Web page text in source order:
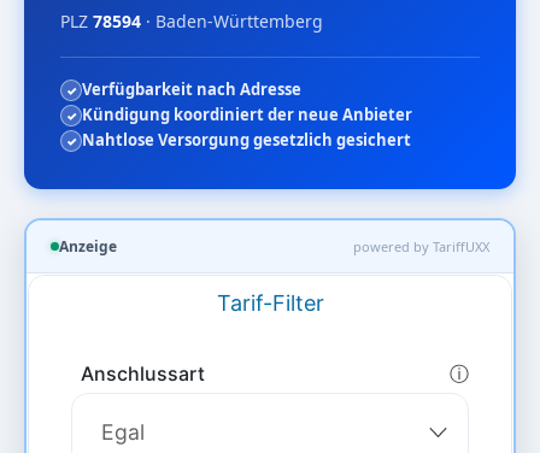
PLZ 78594 · Baden-Württemberg
Verfügbarkeit nach Adresse
Kündigung koordiniert der neue Anbieter
Nahtlose Versorgung gesetzlich gesichert
Anzeige powered by TariffUXX